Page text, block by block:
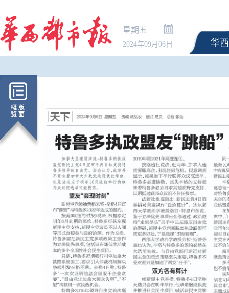
星期五
2024年09月06日 华
最高法：生态环境法典
解释清理全部完成 不适
修改或废止